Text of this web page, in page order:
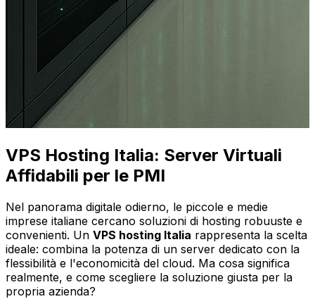
VPS Hosting Italia: Server Virtuali
Affidabili per le PMI
Nel panorama digitale odierno, le piccole e medie
imprese italiane cercano soluzioni di hosting robuuste e
convenienti. Un VPS hosting Italia rappresenta la scelta
ideale: combina la potenza di un server dedicato con la
flessibilità e l'economicità del cloud. Ma cosa significa
realmente, e come scegliere la soluzione giusta per la
propria azienda?